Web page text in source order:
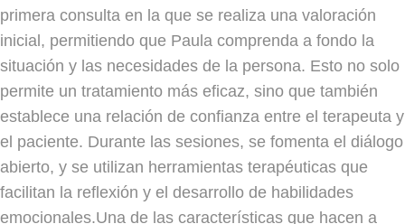
primera consulta en la que se realiza una valoración
inicial, permitiendo que Paula comprenda a fondo la
situación y las necesidades de la persona. Esto no solo
permite un tratamiento más eficaz, sino que también
establece una relación de confianza entre el terapeuta y
el paciente. Durante las sesiones, se fomenta el diálogo
abierto, y se utilizan herramientas terapéuticas que
facilitan la reflexión y el desarrollo de habilidades
emocionales.Una de las características que hacen a